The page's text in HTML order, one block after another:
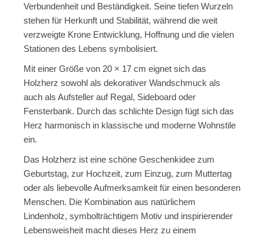
Verbundenheit und Beständigkeit. Seine tiefen Wurzeln
stehen für Herkunft und Stabilität, während die weit
verzweigte Krone Entwicklung, Hoffnung und die vielen
Stationen des Lebens symbolisiert.
Mit einer Größe von 20 × 17 cm eignet sich das
Holzherz sowohl als dekorativer Wandschmuck als
auch als Aufsteller auf Regal, Sideboard oder
Fensterbank. Durch das schlichte Design fügt sich das
Herz harmonisch in klassische und moderne Wohnstile
ein.
Das Holzherz ist eine schöne Geschenkidee zum
Geburtstag, zur Hochzeit, zum Einzug, zum Muttertag
oder als liebevolle Aufmerksamkeit für einen besonderen
Menschen. Die Kombination aus natürlichem
Lindenholz, symbolträchtigem Motiv und inspirierender
Lebensweisheit macht dieses Herz zu einem